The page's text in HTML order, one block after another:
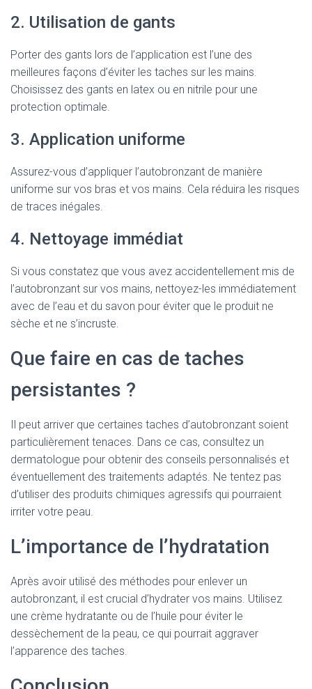
2. Utilisation de gants
Porter des gants lors de l’application est l’une des
meilleures façons d’éviter les taches sur les mains.
Choisissez des gants en latex ou en nitrile pour une
protection optimale.
3. Application uniforme
Assurez-vous d’appliquer l’autobronzant de manière
uniforme sur vos bras et vos mains. Cela réduira les risques
de traces inégales.
4. Nettoyage immédiat
Si vous constatez que vous avez accidentellement mis de
l’autobronzant sur vos mains, nettoyez-les immédiatement
avec de l’eau et du savon pour éviter que le produit ne
sèche et ne s’incruste.
Que faire en cas de taches
persistantes ?
Il peut arriver que certaines taches d’autobronzant soient
particulièrement tenaces. Dans ce cas, consultez un
dermatologue pour obtenir des conseils personnalisés et
éventuellement des traitements adaptés. Ne tentez pas
d’utiliser des produits chimiques agressifs qui pourraient
irriter votre peau.
L’importance de l’hydratation
Après avoir utilisé des méthodes pour enlever un
autobronzant, il est crucial d’hydrater vos mains. Utilisez
une crème hydratante ou de l’huile pour éviter le
dessèchement de la peau, ce qui pourrait aggraver
l’apparence des taches.